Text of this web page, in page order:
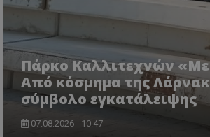
Πάρκο Καλλιτεχνών
Από κόσμημα της
σύμβολο εγκατάλειψης
07.08.2026 - 10:47